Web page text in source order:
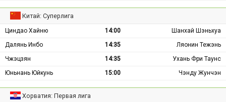
Китай: Суперлига
Циндао Хайню 14:00
Шанхай Шэньхуа
Далянь Инбо
14:35
Ляонин Тежэнь
Чжэцзян
14:35
Ухань Фри Таунс
Юньнань Юйкунь
15:00 Чэнду Жунчэн
Хорватия: Первая лига